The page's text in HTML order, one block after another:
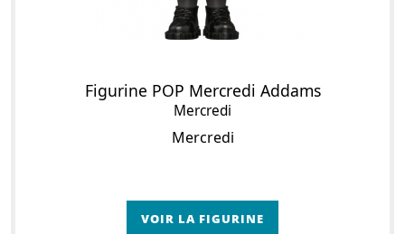
Figurine POP Mercredi Addams
Mercredi
Mercredi
VOIR LA FIGURINE